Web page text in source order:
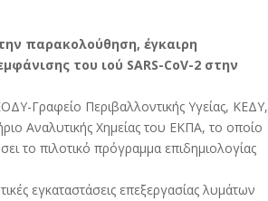
παρακολούθηση, έγκαιρη
του ιού SARS-CoV-2 στην
Γραφείο Περιβαλλοντικής Υγείας, ΚΕΔΥ,
Αναλυτικής Χημείας του ΕΚΠΑ, το οποίο
το πιλοτικό πρόγραμμα επιδημιολογίας
εγκαταστάσεις επεξεργασίας λυμάτων